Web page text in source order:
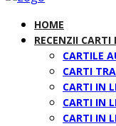
HOME
RECENZII CARTI
CARTILE
CARTI
CARTI IN
CARTI IN
CARTI IN